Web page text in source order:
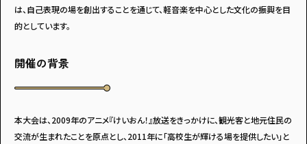
アンケートに
は、自己表現の場を創出することを通じて、軽音楽を中心とした文化の振興を目
的としています。
開催の背景
本大会は、2009年のアニメ『けいおん！』放送をきっかけに、観光客と地元住民の
交流が生まれたことを原点とし、2011年に「高校生が輝ける場を提供したい」と